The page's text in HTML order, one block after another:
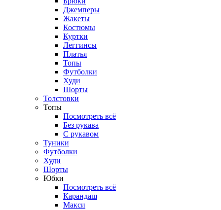
Джемперы
Жакеты
Костюмы
Куртки
Леггинсы
Платья
Топы
Футболки
Худи
Шорты
Толстовки
Топы
Посмотреть всё
Без рукава
С рукавом
Туники
Футболки
Худи
Шорты
Юбки
Посмотреть всё
Карандаш
Макси